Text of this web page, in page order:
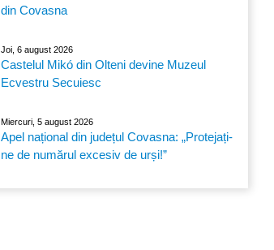
din Covasna
Joi, 6 august 2026
Castelul Mikó din Olteni devine Muzeul
Ecvestru Secuiesc
Miercuri, 5 august 2026
Apel național din județul Covasna: „Protejați-
ne de numărul excesiv de urși!”